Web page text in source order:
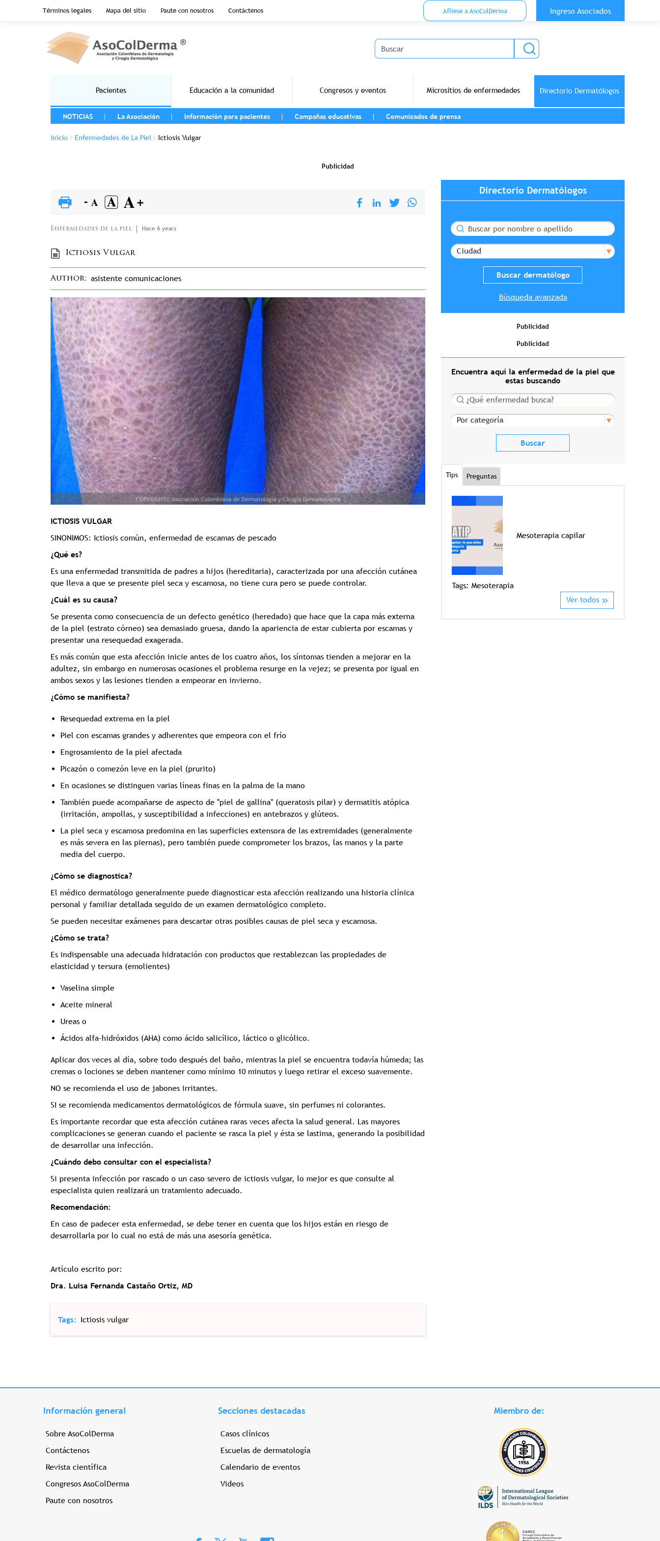
Pasar al contenido principal
Términos legales
Mapa del sitio Paute con nosotros Contáctenos
Menu Top Anónimo
Aflíese a AsoColDerma
Ingreso Asociados
Buscar
Pacientes Educación a la comunidad Congresos y eventos Micrositios de enfermedades Directorio Dermatólogos
MENU LEFT
NOTICIAS
La Asociación Información para pacientes Campañas educativas Comunicados de prensa
Sobrescribir enlaces de ayuda a la navegación
Inicio Enfermedades de La Piel Ictiosis Vulgar
Publicidad
Enfermedades de la piel Hace 6 years
Ictiosis Vulgar
Author asistente comunicaciones
ICTIOSIS VULGAR
SINONIMOS: Ictiosis común, enfermedad de escamas de pescado
¿Qué es?
Es una enfermedad transmitida de padres a hijos (hereditaria), caracterizada por una afección cutánea
que lleva a que se presente piel seca y escamosa, no tiene cura pero se puede controlar.
¿Cuál es su causa?
Se presenta como consecuencia de un defecto genético (heredado) que hace que la capa más externa
de la piel (estrato córneo) sea demasiado gruesa, dando la apariencia de estar cubierta por escamas y
presentar una resequedad exagerada.
Es más común que esta afección inicie antes de los cuatro años, los síntomas tienden a mejorar en la
adultez, sin embargo en numerosas ocasiones el problema resurge en la vejez; se presenta por igual en
ambos sexos y las lesiones tienden a empeorar en invierno.
¿Cómo se manifiesta?
Resequedad extrema en la piel
Piel con escamas grandes y adherentes que empeora con el frío
Engrosamiento de la piel afectada
Picazón o comezón leve en la piel (prurito)
En ocasiones se distinguen varias líneas finas en la palma de la mano
También puede acompañarse de aspecto de "piel de gallina" (queratosis pilar) y dermatitis atópica
(irritación, ampollas, y susceptibilidad a infecciones) en antebrazos y glúteos.
La piel seca y escamosa predomina en las superficies extensora de las extremidades (generalmente
es más severa en las piernas), pero también puede comprometer los brazos, las manos y la parte
media del cuerpo.
¿Cómo se diagnostica?
El médico dermatólogo generalmente puede diagnosticar esta afección realizando una historia clínica
personal y familiar detallada seguido de un examen dermatológico completo.
Se pueden necesitar exámenes para descartar otras posibles causas de piel seca y escamosa.
¿Cómo se trata?
Es indispensable una adecuada hidratación con productos que restablezcan las propiedades de
elasticidad y tersura (emolientes)
Vaselina simple
Aceite mineral
Ureas o
Ácidos alfa-hidróxidos (AHA) como ácido salicílico, láctico o glicólico.
Aplicar dos veces al día, sobre todo después del baño, mientras la piel se encuentra todavía húmeda; las
cremas o lociones se deben mantener como mínimo 10 minutos y luego retirar el exceso suavemente.
NO se recomienda el uso de jabones irritantes.
SI se recomienda medicamentos dermatológicos de fórmula suave, sin perfumes ni colorantes.
Es importante recordar que esta afección cutánea raras veces afecta la salud general. Las mayores
complicaciones se generan cuando el paciente se rasca la piel y ésta se lastima, generando la posibilidad
de desarrollar una infección.
¿Cuándo debo consultar con el especialista?
Si presenta infección por rascado o un caso severo de ictiosis vulgar, lo mejor es que consulte al
especialista quien realizará un tratamiento adecuado.
Recomendación:
En caso de padecer esta enfermedad, se debe tener en cuenta que los hijos están en riesgo de
desarrollarla por lo cual no está de más una asesoría genética.
Artículo escrito por:
Dra. Luisa Fernanda Castaño Ortiz, MD
Tags Ictiosis vulgar
Directorio Dermatólogos
Buscar
Ciudad
Búsqueda avanzada
Publicidad
Publicidad
Encuentra aquí la enfermedad de la piel que
estas buscando
Buscar
Por categoría
Tips Preguntas
Mesoterapia capilar
Tags:Mesoterapia
Ver todos
Información general
Sobre AsoColDerma
Contáctenos
Revista científica
Congresos AsoColDerma
Paute con nosotros
Secciones destacadas
Casos clínicos
Escuelas de dermatología
Calendario de eventos
Videos
Miembro de: